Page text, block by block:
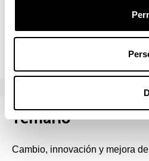
Azterketa ¿ Aukera anitzeko
Temario
Cambio, innovación y mejora